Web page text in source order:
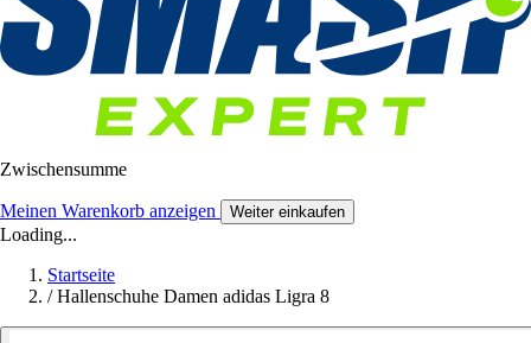
Zwischensumme
Meinen Warenkorb anzeigen Weiter einkaufen
Loading...
Startseite
/ Hallenschuhe Damen adidas Ligra 8